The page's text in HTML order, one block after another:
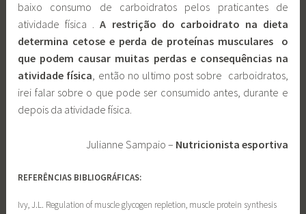
baixo consumo de carboidratos pelos praticantes de
atividade física .A restrição do carboidrato na dieta
determina cetose e perda de proteínas musculares o
que podem causar muitas perdas e consequências na
atividade física, então no ultimo post sobre carboidratos,
irei falar sobre o que pode ser consumido antes, durante e
depois da atividade física.
Julianne Sampaio – Nutricionista esportiva
REFERÊNCIAS BIBLIOGRÁFICAS:
Ivy, J.L. Regulation of muscle glycogen repletion, muscle protein synthesis